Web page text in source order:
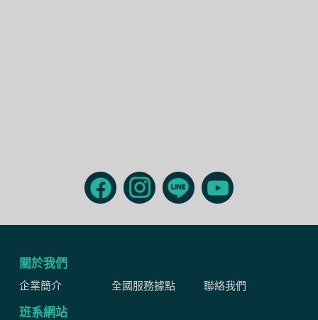
關於我們
企業簡介 全國服務據點 聯絡我們
班系網站